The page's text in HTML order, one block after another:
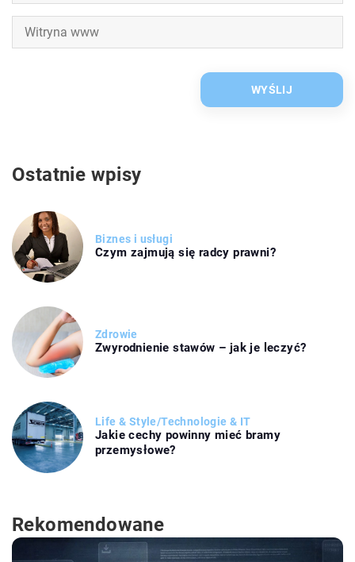
Ostatnie wpisy
Biznes i usługi
Czym zajmują się radcy prawni?
Zdrowie
Zwyrodnienie stawów – jak je leczyć?
Life & Style/Technologie & IT
Jakie cechy powinny mieć bramy
przemysłowe?
Rekomendowane